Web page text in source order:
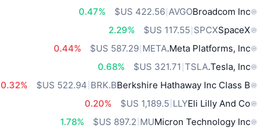
Broadcom Inc
AVGO
‏422.56 US$
0.47%
SpaceX
SPCX
2.29%
Meta Platforms, Inc.
META
‏587.29 US$
0.44%
Tesla, Inc.
TSLA
0.68%
Berkshire Hathaway Inc Class B
BRK.B
0.32%
Eli Lilly And Co
LLY
0.20%
Micron Technology Inc
MU
1.78%